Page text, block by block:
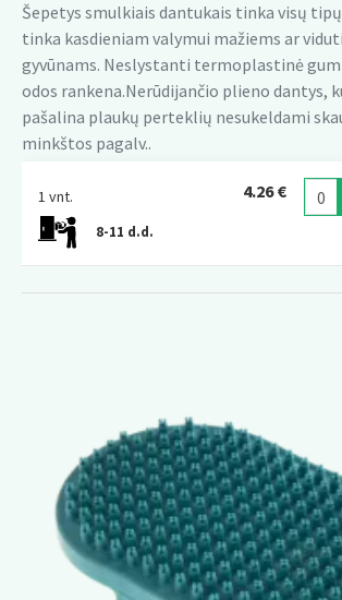
Šepetys smulkiais dantukais tinka visų
tinka kasdieniam valymui mažiems ar
gyvūnams. Neslystanti termoplastinė
odos rankena.Nerūdijančio plieno dantys,
pašalina plaukų perteklių nesukeldami
minkštos pagalv..
1 vnt.
8-11 d.d.
4.26 €